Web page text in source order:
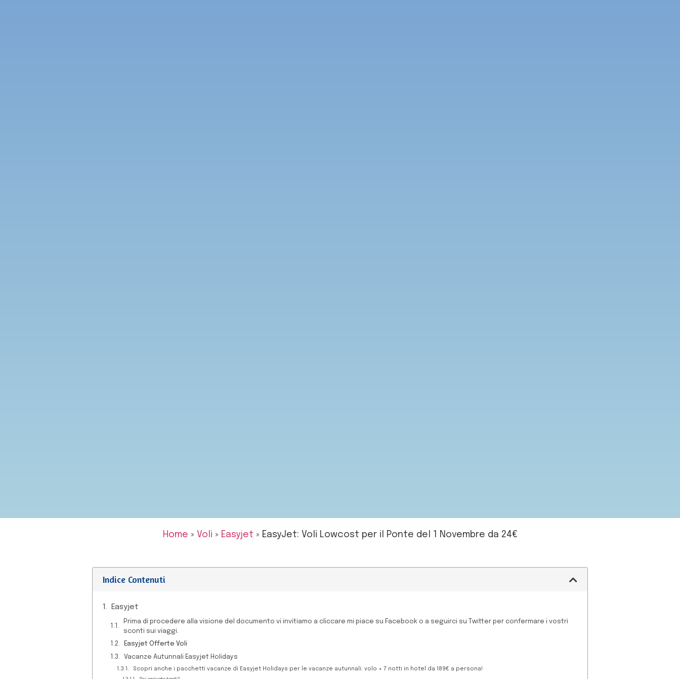
Home » Voli » Easyjet » EasyJet: Voli Lowcost per il Ponte del 1 Novembre da 24€
Indice Contenuti
Easyjet
Prima di procedere alla visione del documento vi invitiamo a cliccare mi piace su Facebook o a seguirci su Twitter per confermare i vostri
sconti sui viaggi.
Easyjet Offerte Voli
Vacanze Autunnali Easyjet Holidays
Scopri anche i pacchetti vacanze di Easyjet Holidays per le vacanze autunnali: volo + 7 notti in hotel da 189€ a persona!